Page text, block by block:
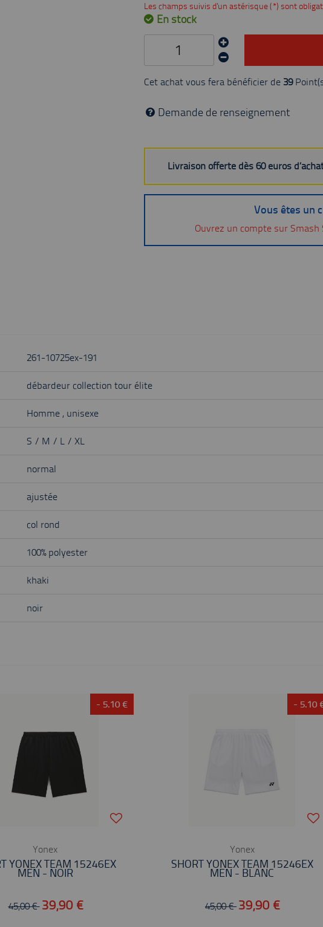
Les champs suivis d'un astérisque (*) sont
En stock
Cet achat vous fera bénéficier de 39
Demande de renseignement
Livraison offerte dès 60 euros
Vous êtes un
Ouvrez un compte sur Smash
261-10725ex-191
débardeur collection tour élite
Homme , unisexe
S / M / L / XL
normal
ajustée
col rond
100% polyester
khaki
noir
- 5.10 €
Yonex
YONEX TEAM 15246EX
MEN - NOIR
45,00 € 39,90 €
- 5.10
Yonex
SHORT YONEX TEAM 15246EX
MEN - BLANC
45,00 € 39,90 €